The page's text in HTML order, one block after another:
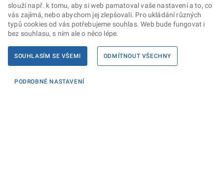
slouží např. k tomu, aby si web pamatoval vaše nastavení a to, co
vás zajímá, nebo abychom jej zlepšovali. Pro ukládání různých
typů cookies od vás potřebujeme souhlas. Web bude fungovat i
bez souhlasu, s ním ale o něco lépe.
SOUHLASÍM SE VŠEMI ODMÍTNOUT VŠECHNY
PODROBNÉ NASTAVENÍ